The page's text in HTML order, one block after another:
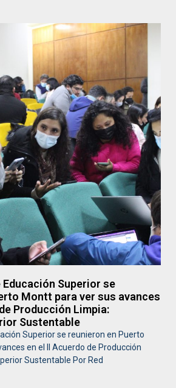
Superior se
Montt para ver sus avances
Producción Limpia:
Sustentable
Superior se reunieron en Puerto
en el II Acuerdo de Producción
Sustentable Por Red